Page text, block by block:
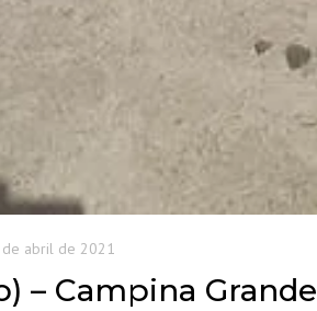
de abril de 2021
– Campina Grande